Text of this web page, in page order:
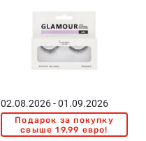
02.08.2026 - 01.09.2026
Подарок за покупку
свыше 19,99 евро!